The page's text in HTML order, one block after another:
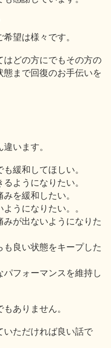
望は様々です。
はどの方にでもその方の
まで回復のお手伝いを
います。
緩和してほしい。
ようになりたい。
を緩和したい。
うになりたい。。
みが出ないようになりた
も良い状態をキープした
パフォーマンスを維持し
ありません。
いただければ良い話で